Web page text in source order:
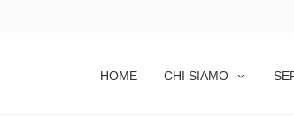
HOME CHI SIAMO